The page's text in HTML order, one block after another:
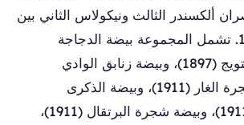
ألكسندر الثالث ونيكولاس الثاني بين
عامي 1885 و1916. تشمل المجموعة بيضة الدجاجة
(1885)، وبيضة التتويج (1897)، وبيضة زنابق الوادي
(1898)، وبيضة شجرة الغار (1911)، وبيضة الذكرى
الخامسة عشرة (1911)، وبيضة شجرة البرتقال (1911)،